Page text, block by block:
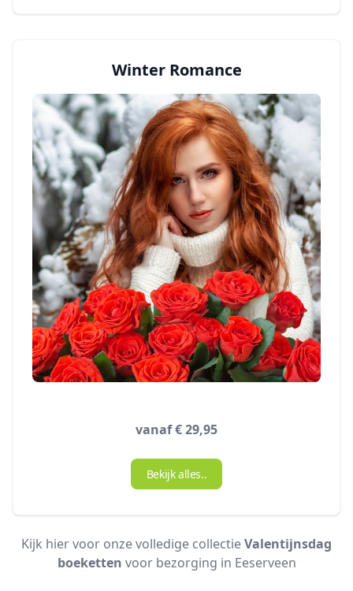
Winter Romance
vanaf € 29,95
Bekijk alles..
Kijk hier voor onze volledige collectieValentijnsdag
boeketten voor bezorging in Eeserveen